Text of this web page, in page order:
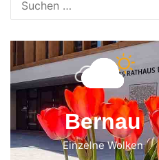
Bernau
Einzelne Wolken